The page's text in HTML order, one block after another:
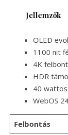
Jellemzők
OLED
1100 nit
4K
HDR
40
WebOS
Felbontás